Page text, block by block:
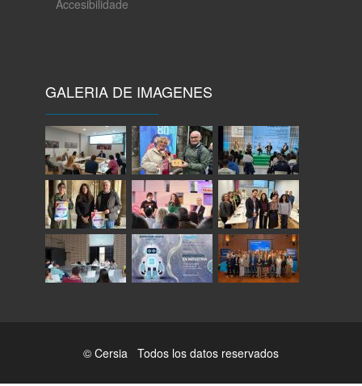
Accesibilidade
GALERIA DE IMAGENES
© Cersia Todos los datos reservados